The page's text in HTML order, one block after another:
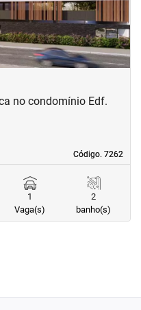
Código. 7262
Código. 7262
no condomínio Edf.
1
Vaga(s)
2
banho(s)